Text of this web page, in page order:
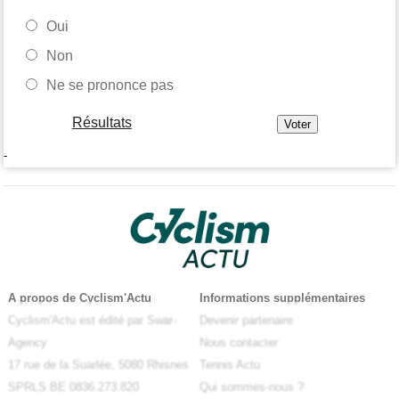
Oui
Non
Ne se prononce pas
Résultats
-
A propos de Cyclism'Actu
Cyclism'Actu est édité par Swar-
Agency
17 rue de la Suarlée, 5080 Rhisnes
SPRLS BE 0836.273.820
Informations supplémentaires
Devenir partenaire
Nous contacter
Tennis Actu
Qui sommes-nous ?